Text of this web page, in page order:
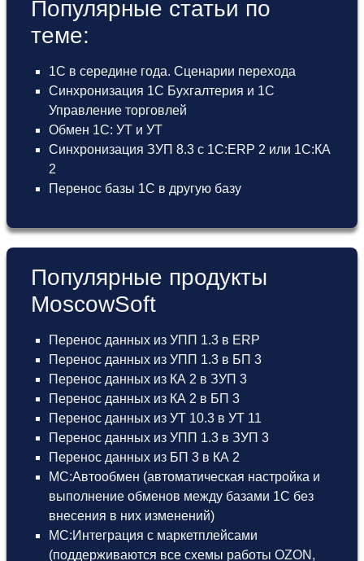
Популярные статьи по
теме:
1С в середине года. Сценарии перехода
Синхронизация 1С Бухгалтерия и 1С
Управление торговлей
Обмен 1С: УТ и УТ
Синхронизация ЗУП 8.3 с 1С:ERP 2 или 1С:КА
2
Перенос базы 1С в другую базу
Популярные продукты
MoscowSoft
Перенос данных из УПП 1.3 в ERP
Перенос данных из УПП 1.3 в БП 3
Перенос данных из КА 2 в ЗУП 3
Перенос данных из КА 2 в БП 3
Перенос данных из УТ 10.3 в УТ 11
Перенос данных из УПП 1.3 в ЗУП 3
Перенос данных из БП 3 в КА 2
МС:Автообмен (автоматическая настройка и
выполнение обменов между базами 1С без
внесения в них изменений)
МС:Интеграция с маркетплейсами
(поддерживаются все схемы работы OZON,